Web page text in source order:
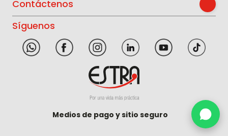
Contáctenos
Síguenos
Medios de pago y sitio seguro